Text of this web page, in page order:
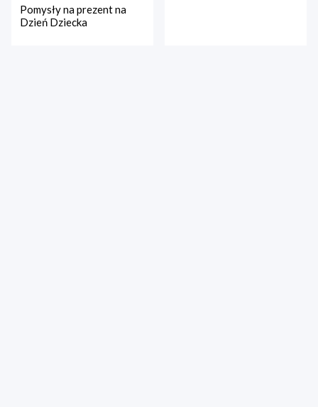
Pomysły na prezent na
Dzień Dziecka